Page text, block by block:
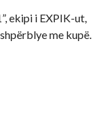
ekipi i EXPIK-ut,
me kupë.